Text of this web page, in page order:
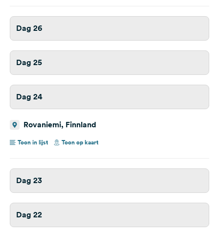
Dag 26
Dag 25
Dag 24
Rovaniemi, Finnland
Toon in lijst Toon op kaart
Dag 23
Dag 22